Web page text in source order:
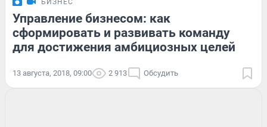
БИЗНЕС
Управление бизнесом: как
сформировать и развивать команду
для достижения амбициозных целей
13 августа, 2018, 09:00 2 913 Обсудить